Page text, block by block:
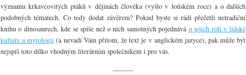
významu krkavcovitých ptáků v dějinách člověka (vyšlo v loňském roce) a o dalších
podobných tématech. Co tedy dodat závěrem? Pokud byste si rádi přečetli netradiční
knihu o dinosaurech, kde se spíše než o nich samotných pojednává o jejich roli v lidské
kultuře a mytologii (a nevadí Vám přitom, že text je v anglickém jazyce), pak může být
nejspíš toto dílko vhodným literárním společníkem i pro vás.
———